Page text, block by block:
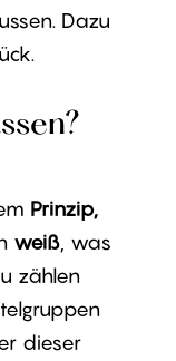
Dazu
Prinzip,
weiß, was
zählen
dieser